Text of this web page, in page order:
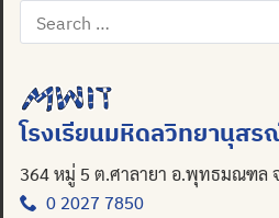
Search
for:
โรงเรียนมหิดลวิทยานุสร
364 หมู่ 5 ต.ศาลายา อ.พุทธมณฑล
0 2027 7850